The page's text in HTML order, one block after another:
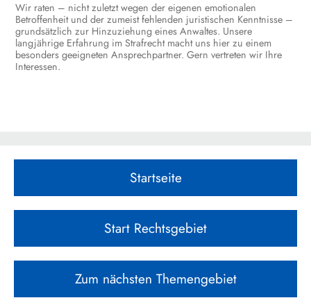
Wir raten – nicht zuletzt wegen der eigenen emotionalen
Betroffenheit und der zumeist fehlenden juristischen Kenntnisse –
grundsätzlich zur Hinzuziehung eines Anwaltes. Unsere
langjährige Erfahrung im Strafrecht macht uns hier zu einem
besonders geeigneten Ansprechpartner. Gern vertreten wir Ihre
Interessen.
Startseite
Start Rechtsgebiet
Zum nächsten Themengebiet